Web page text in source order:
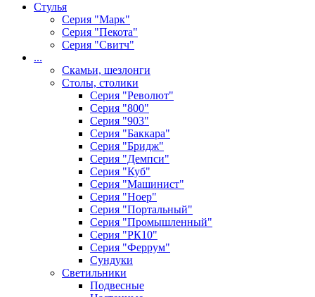
Стулья
Серия "Марк"
Серия "Пекота"
Серия "Свитч"
...
Скамьи, шезлонги
Столы, столики
Серия "Револют"
Серия "800"
Серия "903"
Серия "Баккара"
Серия "Бридж"
Серия "Демпси"
Серия "Куб"
Серия "Машинист"
Серия "Ноер"
Серия "Портальный"
Серия "Промышленный"
Серия "РК10"
Серия "Феррум"
Сундуки
Светильники
Подвесные